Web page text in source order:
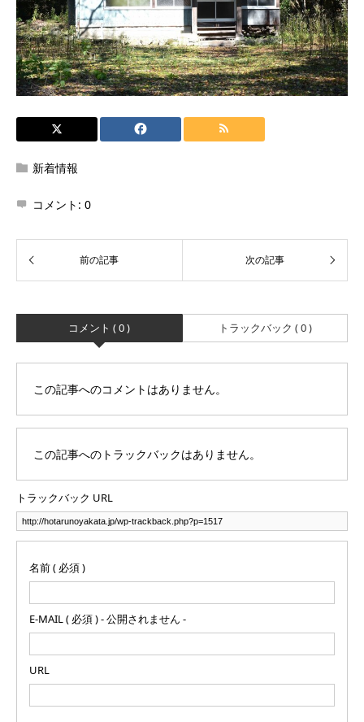
新着情報
コメント: 0
コメント ( 0 ) トラックバック ( 0 )
この記事へのコメントはありません。
この記事へのトラックバックはありません。
トラックバック URL
名前 ( 必須 )
E-MAIL ( 必須 ) - 公開されません -
URL